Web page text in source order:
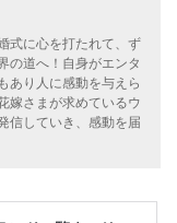
式に心を打たれて、ず
の道へ！自身がエンタ
あり人に感動を与えら
嫁さまが求めているウ
信していき、感動を届